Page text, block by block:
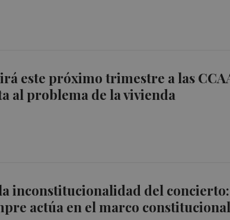
este próximo trimestre a las
al problema de la vivienda
inconstitucionalidad del concierto:
actúa en el marco